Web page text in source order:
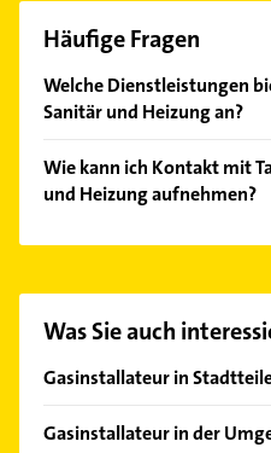
Häufige Fragen
Welche Dienstleistungen
Sanitär und Heizung an?
und Badsanierung.
Wie kann ich Kontakt mit
und Heizung aufnehmen?
Kontaktmöglichkeiten wie
finden Sie alle
Was Sie auch
Gasinstallateur in
Aplerbeck
Gasinstallateur in der